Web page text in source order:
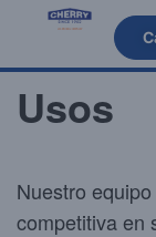
Usos
Nuestro
competitiva en